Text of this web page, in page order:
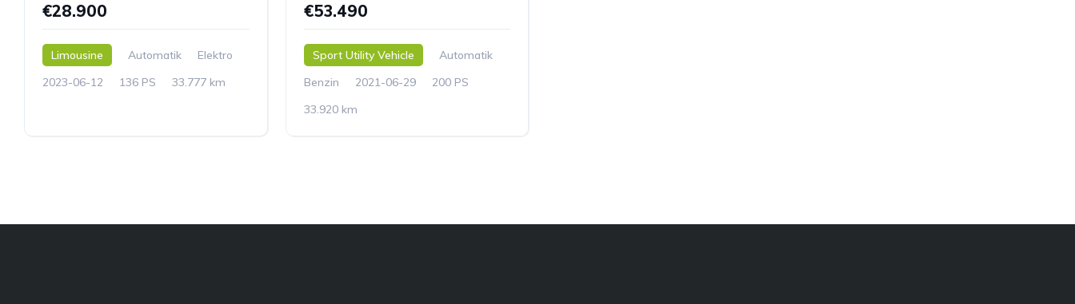
€28.900
Limousine Automatik
Elektro
2023-06-12
136 PS 33.777 km
€53.490
Sport Utility Vehicle
Automatik
Benzin
2021-06-29
200 PS
33.920 km